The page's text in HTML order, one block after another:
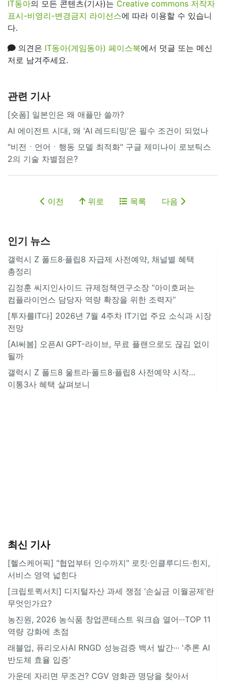
IT동아의 모든 콘텐츠(기사)는 Creative commons 저작자
표시-비영리-변경금지 라이선스에 따라 이용할 수 있습니
다.
의견은 IT동아(게임동아) 페이스북에서 덧글 또는 메신
저로 남겨주세요.
관련 기사
[숏폼] 일본인은 왜 애플만 쓸까?
AI 에이전트 시대, 왜 ‘AI 레드티밍’은 필수 조건이 되었나
"비전ㆍ언어ㆍ행동 모델 최적화" 구글 제미나이 로보틱스
2의 기술 차별점은?
이전 위로 목록 다음
인기 뉴스
갤럭시 Z 폴드8·플립8 자급제 사전예약, 채널별 혜택
총정리
김정훈 씨지인사이드 규제정책연구소장 “아이호퍼는
컴플라이언스 담당자 역량 확장을 위한 조력자”
[투자를IT다] 2026년 7월 4주차 IT기업 주요 소식과 시장
전망
[AI써봄] 오픈AI GPT-라이브, 무료 플랜으로도 끊김 없이
될까
갤럭시 Z 폴드8 울트라·폴드8·플립8 사전예약 시작…
이통3사 혜택 살펴보니
최신 기사
[헬스케어픽] "협업부터 인수까지" 로킷·인클루디드·힌지,
서비스 영역 넓힌다
[크립토퀵서치] 디지털자산 과세 쟁점 ‘손실금 이월공제’란
무엇인가요?
농진원, 2026 농식품 창업콘테스트 워크숍 열어···TOP 11
역량 강화에 초점
래블업, 퓨리오사AI RNGD 성능검증 백서 발간··· '추론 AI
반도체 효율 입증'
가운데 자리면 무조건? CGV 영화관 명당을 찾아서